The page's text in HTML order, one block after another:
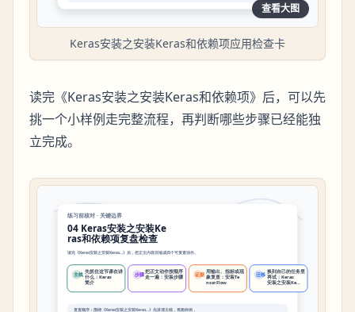
查看大图
Keras安装之安装Keras和依赖项应用检查卡
读完《Keras安装之安装Keras和依赖项》后，可以先
挑一个小样例走完整流程，再判断哪些步骤已经能独
立完成。